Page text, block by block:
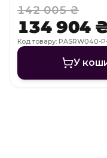
охолодженням,
142 005 ₴
134 904
Код товару: PASRW040-
У